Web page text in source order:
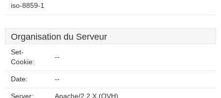
iso-8859-1
Organisation du Serveur
Set-
Cookie:
--
Date: --
Server: Apache/2.2.X (OVH)